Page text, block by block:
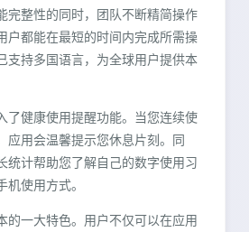
完整性的同时，团队不断精简操作
户都能在最短的时间内完成所需操
支持多国语言，为全球用户提供本
了健康使用提醒功能。当您连续使
应用会温馨提示您休息片刻。同
统计帮助您了解自己的数字使用习
使用方式。
的一大特色。用户不仅可以在应用